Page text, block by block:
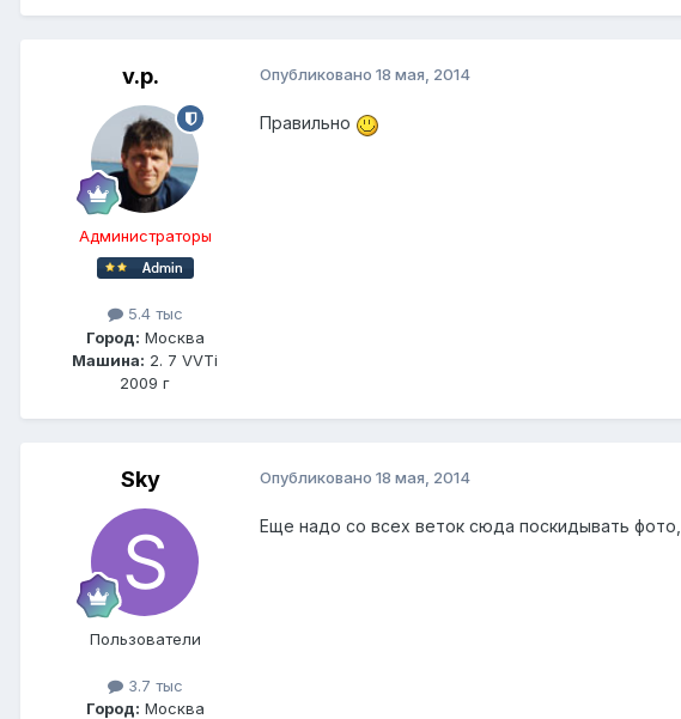
v.p.
Администраторы
5.4 тыс
Город: Москва
Машина: 2. 7 VVTi
2009 г
Опубликовано 18 мая, 2014
Правильно
Sky
Пользователи
3.7 тыс
Город: Москва
Опубликовано 18 мая, 2014
Еще надо со всех веток сюда поскидывать